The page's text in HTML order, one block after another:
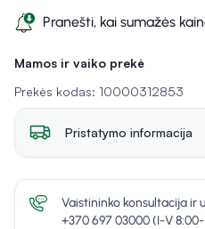
Mamos ir vaiko prekė
Prekės kodas: 10000312853
Pranešti, kai sumažės
Pristatymo informacija
Vaistininko konsultacija ir
+370 697 03000 (I-V 8:00-